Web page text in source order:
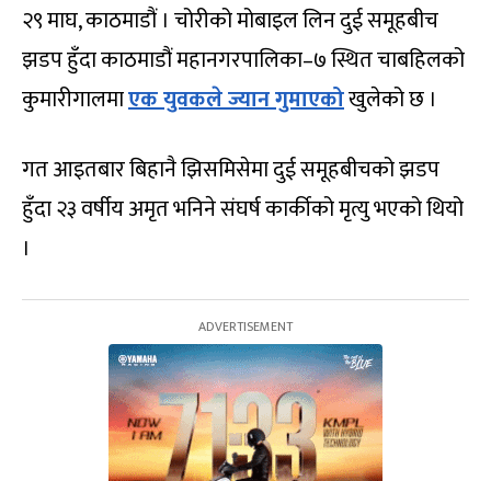
२९ माघ, काठमाडौं । चोरीको मोबाइल लिन दुई समूहबीच
झडप हुँदा काठमाडौं महानगरपालिका–७ स्थित चाबहिलको
कुमारीगालमाएक युवकले ज्यान गुमाएकोखुलेको छ ।
गत आइतबार बिहानै झिसमिसेमा दुई समूहबीचको झडप
हुँदा २३ वर्षीय अमृत भनिने संघर्ष कार्कीको मृत्यु भएको थियो
।